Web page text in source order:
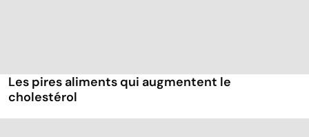
Les pires aliments qui augmentent le
cholestérol